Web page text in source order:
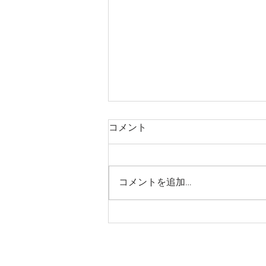
価格改定について
コメント
コメントを追加…